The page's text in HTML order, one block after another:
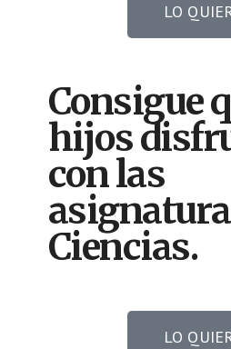
LO
Consigue
hijos
con las
Ciencias.
LO